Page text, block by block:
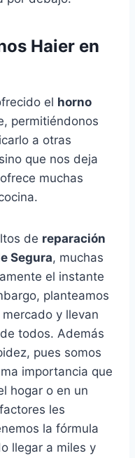
Haier en
el horno
permitiéndonos
a otras
que nos deja
muchas
de reparación
Segura, muchas
el instante
planteamos
y llevan
todos. Además
pues somos
importancia que
hogar o en un
les
la fórmula
llegar a miles y